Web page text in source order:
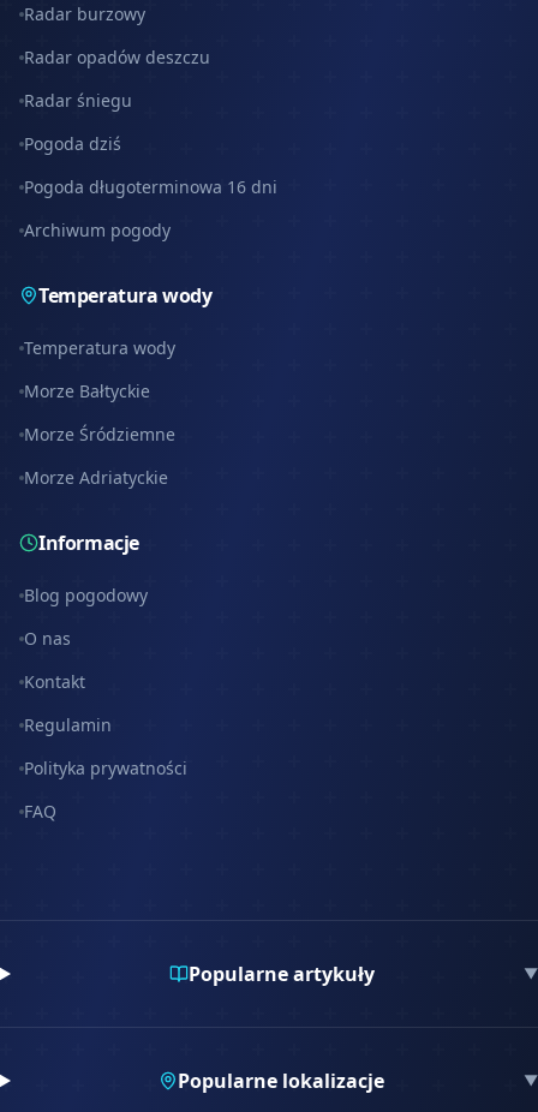
Radar burzowy
Radar opadów deszczu
Radar śniegu
Pogoda dziś
Pogoda długoterminowa 16 dni
Archiwum pogody
Temperatura wody
Temperatura wody
Morze Bałtyckie
Morze Śródziemne
Morze Adriatyckie
Informacje
Blog pogodowy
O nas
Kontakt
Regulamin
Polityka prywatności
FAQ
Popularne artykuły ▼
Popularne lokalizacje ▼